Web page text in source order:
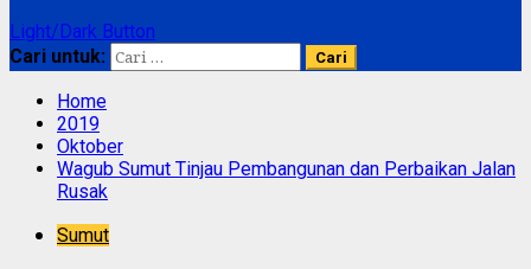
Light/Dark Button
Cari untuk:
Home
2019
Oktober
Wagub Sumut Tinjau Pembangunan dan Perbaikan Jalan
Rusak
Sumut